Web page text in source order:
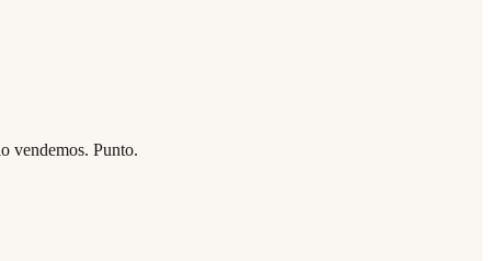
vendemos. Punto.